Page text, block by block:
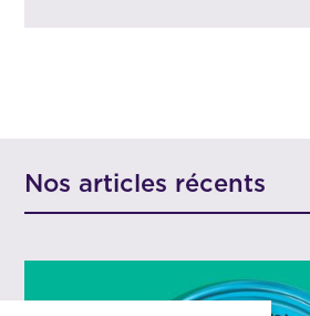
Nos articles récents